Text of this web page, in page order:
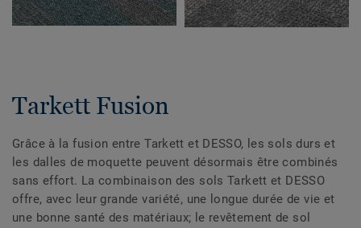
Tarkett Fusion
Grâce à la fusion entre Tarkett et DESSO, les sols durs et
les dalles de moquette peuvent désormais être combinés
sans effort. La combinaison des sols Tarkett et DESSO
offre, avec leur grande variété, une longue durée de vie et
une bonne santé des matériaux; le revêtement de sol